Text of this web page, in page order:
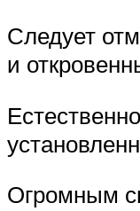
Следует
и
Огромным